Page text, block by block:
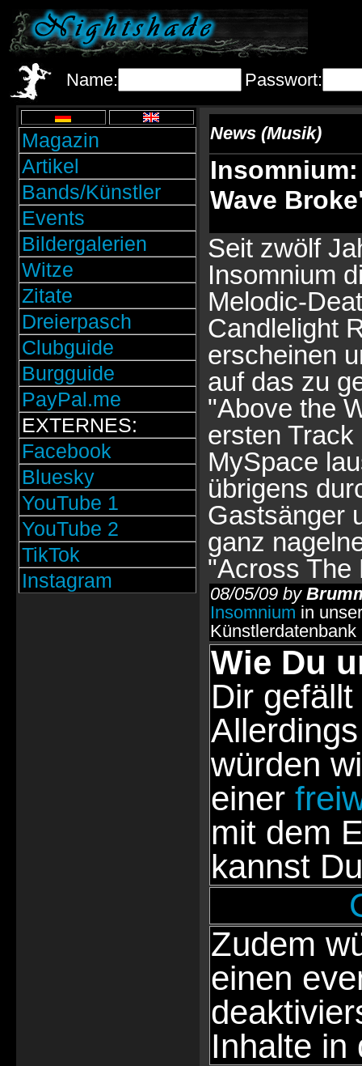
Name: Passwort:
Magazin
Artikel
Bands/Künstler
Events
Bildergalerien
Witze
Zitate
Dreierpasch
Clubguide
Burgguide
PayPal.me
EXTERNES:
Facebook
Bluesky
YouTube 1
YouTube 2
TikTok
Instagram
News (Musik)
Wave
Seit zwölf
Insomnium
Melodic-
Candlelight
erscheinen
auf das zu
"Above the
ersten
MySpace
übrigens
Gastsänger
ganz
"Across The
08/05/09 by
Insomnium in
Künstlerdatenbank
Wie Du
Dir
würden
einer
mit dem
kannst
Zudem
einen
Inhalte in